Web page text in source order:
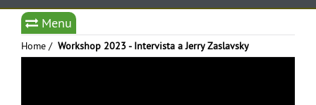
Menu
Home / Workshop 2023 - Intervista a Jerry Zaslavsky